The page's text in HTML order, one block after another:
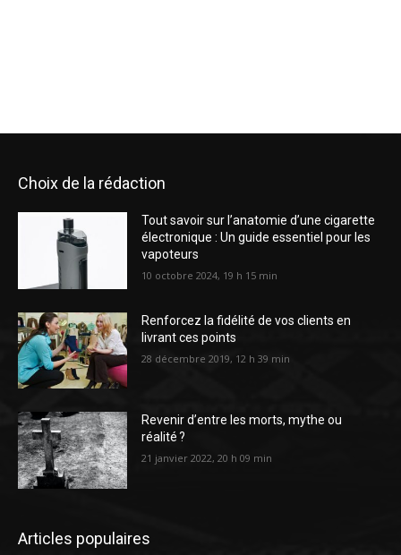
Choix de la rédaction
Tout savoir sur l’anatomie d’une cigarette
électronique : Un guide essentiel pour les
vapoteurs
10 octobre 2024, 19 h 15 min
Renforcez la fidélité de vos clients en
livrant ces points
28 décembre 2019, 12 h 39 min
Revenir d’entre les morts, mythe ou
réalité ?
21 janvier 2022, 20 h 09 min
Articles populaires